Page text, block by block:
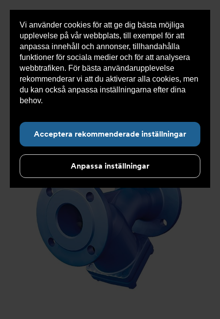
Vi använder cookies för att ge dig bästa möjliga
upplevelse på vår webbplats, till exempel för att
anpassa innehåll och annonser, tillhandahålla
funktioner för sociala medier och för att analysera
webbtrafiken. För bästa användarupplevelse
rekommenderar vi att du aktiverar alla cookies, men
du kan också anpassa inställningarna efter dina
behov.
Acceptera rekommenderade inställningar
Anpassa inställningar
0 varorSnabborder
Du
här:
Armatec > Produkter > Luft- och partikelavskiljare
Smutsfilter
> Flänsad anslutning >
Ytbehandlat
smutsfilter AT 4028C
> Smutsfilter AT 4028CE80-0,6